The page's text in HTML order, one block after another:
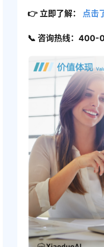
👉 立即了解： 点击
📞 咨询热线：400-